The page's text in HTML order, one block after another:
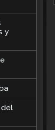
y
del